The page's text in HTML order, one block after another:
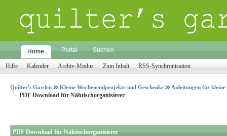
Home Portal Suchen
Hilfe Kalender Archiv-Modus Zum Inhalt RSS-Synchronisation
Quilter's Garden Kleine Wochenendprojekte und Geschenke Anleitungen für kleine
PDF Download für Nähtischorganisierer
PDF Download für Nähtischorganisierer